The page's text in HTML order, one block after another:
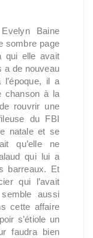
Baine
sombre page
qui elle avait
a de nouveau
il a
chanson à la
rouvrir une
du FBI
natale et se
qu’elle ne
qui lui a
barreaux. Et
qui l’avait
aussi
cette affaire
s’étiole un
faudra bien